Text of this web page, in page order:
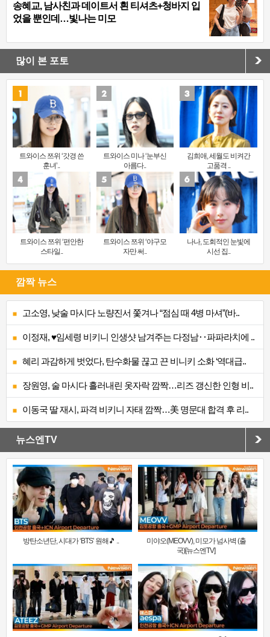
송혜교, 남사친과 데이트서 흰 티셔츠+청바지 입
었을 뿐인데…빛나는 미모
많이 본 포토
트와이스 쯔위 ‘갓경 쓴
훈녀’..
트와이스 미나 ‘눈부신
아름다..
김희애, 세월도 비켜간
고품격 ..
트와이스 쯔위 ‘편안한
스타일..
트와이스 쯔위 ‘야구모
자만 써..
나나, 도회적인 눈빛에
시선 집..
깜짝 뉴스
고소영, 낮술 마시다 노량진서 쫓겨나 “점심 때 4병 마셔”(바..
이정재, ♥임세령 비키니 인생샷 남겨주는 다정남‥파파라치에 ..
혜리 과감하게 벗었다, 탄수화물 끊고 끈 비니키 소화 ‘역대급..
장원영, 술 마시다 흘러내린 옷자락 깜짝…리즈 갱신한 인형 비..
이동국 딸 재시, 파격 비키니 자태 깜짝…美 명문대 합격 후 리..
뉴스엔TV
방탄소년단, 시대가 ‘BTS’ 원해🎵 ..
미야오(MEOVV), 미모가 넘사벽 (출
국)[뉴스엔TV]